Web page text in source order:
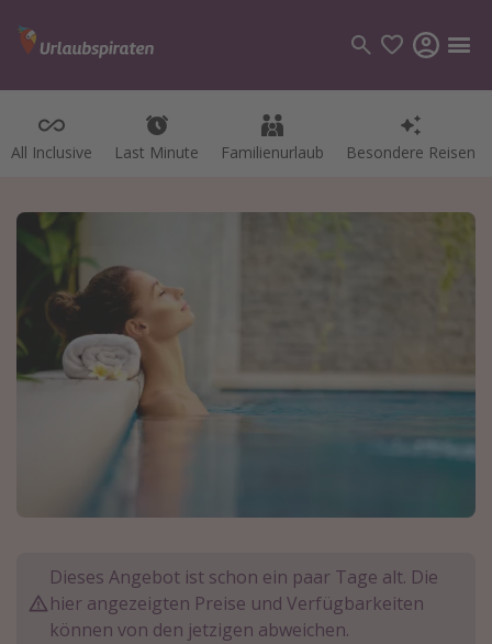
All Inclusive Last Minute Familienurlaub Besondere Reisen
Kategorien
Hotel
Pauschalreisen
Kreuzfahrten
Reiseziele
Alle Reiseziele
Bodensee Urlaub
Normandie Urlaub
St. Lucia Urlaub
Kefalonia Urlaub
Dieses Angebot ist schon ein paar Tage alt. Die
hier angezeigten Preise und Verfügbarkeiten
können von den jetzigen abweichen.